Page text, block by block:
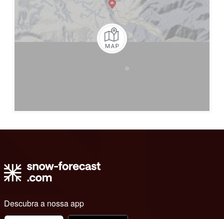
Descubra a nossa app